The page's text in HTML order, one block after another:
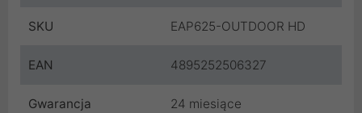
SKU EAP625-OUTDOOR HD
EAN 4895252506327
Gwarancja
24 miesiące